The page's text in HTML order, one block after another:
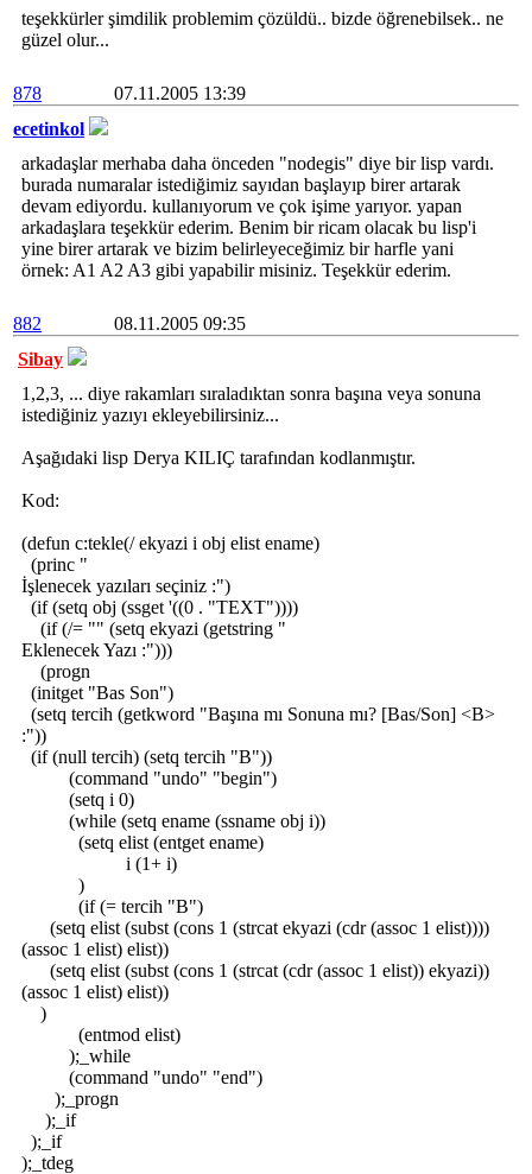
teşekkürler şimdilik problemim çözüldü.. bizde öğrenebilsek.. ne
güzel olur...
878
07.11.2005 13:39
ecetinkol
arkadaşlar merhaba daha önceden "nodegis" diye bir lisp vardı.
burada numaralar istediğimiz sayıdan başlayıp birer artarak
devam ediyordu. kullanıyorum ve çok işime yarıyor. yapan
arkadaşlara teşekkür ederim. Benim bir ricam olacak bu lisp'i
yine birer artarak ve bizim belirleyeceğimiz bir harfle yani
örnek: A1 A2 A3 gibi yapabilir misiniz. Teşekkür ederim.
882
08.11.2005 09:35
Sibay
1,2,3, ... diye rakamları sıraladıktan sonra başına veya sonuna
istediğiniz yazıyı ekleyebilirsiniz...
Aşağıdaki lisp Derya KILIÇ tarafından kodlanmıştır.
Kod:
(defun c:tekle(/ ekyazi i obj elist ename)
(princ "
İşlenecek yazıları seçiniz :")
(if (setq obj (ssget '((0 . "TEXT"))))
(if (/= "" (setq ekyazi (getstring "
Eklenecek Yazı :")))
(progn
(initget "Bas Son")
(setq tercih (getkword "Başına mı Sonuna mı? [Bas/Son] <B>
:"))
(if (null tercih) (setq tercih "B"))
(command "undo" "begin")
(setq i 0)
(while (setq ename (ssname obj i))
(setq elist (entget ename)
i (1+ i)
)
(if (= tercih "B")
(setq elist (subst (cons 1 (strcat ekyazi (cdr (assoc 1 elist))))
(assoc 1 elist) elist))
(setq elist (subst (cons 1 (strcat (cdr (assoc 1 elist)) ekyazi))
(assoc 1 elist) elist))
)
(entmod elist)
);_while
(command "undo" "end")
);_progn
);_if
);_if
);_tdeg